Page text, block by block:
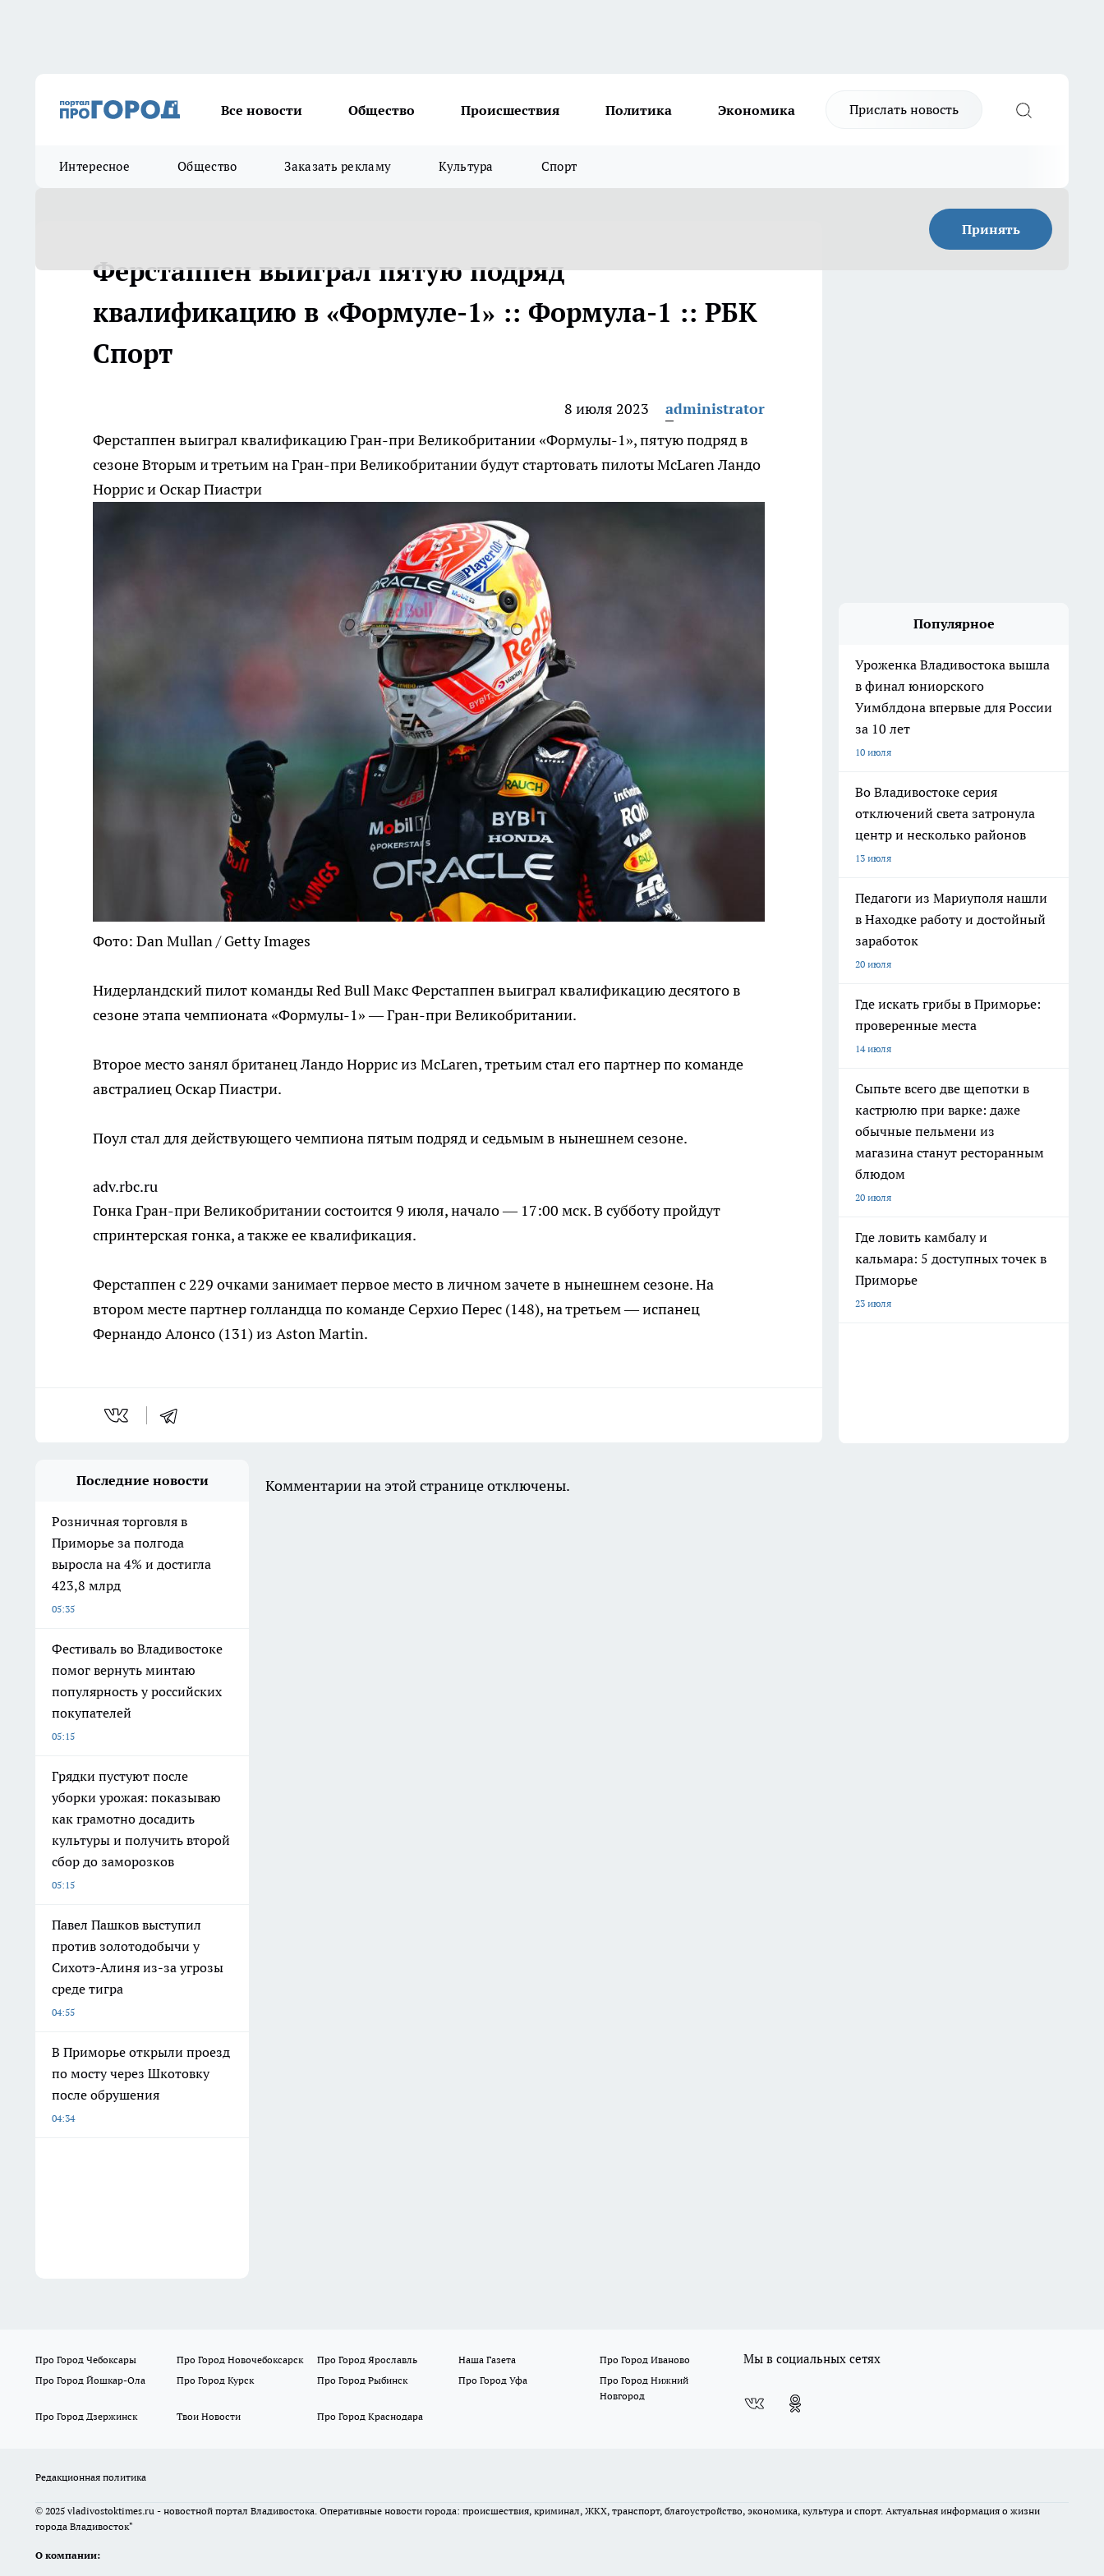
Все новости Общество Происшествия Политика Экономика Прислать новость
Интересное Общество Заказать рекламу Культура Спорт
Принять
Ферстаппен выиграл пятую подряд
квалификацию в «Формуле-1» :: Формула-1 :: РБК
Спорт
8 июля 2023
administrator
Ферстаппен выиграл квалификацию Гран-при Великобритании «Формулы-1», пятую подряд в
сезонеВторым и третьим на Гран-при Великобритании будут стартовать пилоты McLaren Ландо
Норрис и Оскар Пиастри
Фото: Dan Mullan / Getty Images
Нидерландский пилот команды Red Bull Макс Ферстаппен выиграл квалификацию десятого в
сезоне этапа чемпионата «Формулы-1» — Гран-при Великобритании.
Второе место занял британец Ландо Норрис из McLaren, третьим стал его партнер по команде
австралиец Оскар Пиастри.
Поул стал для действующего чемпиона пятым подряд и седьмым в нынешнем сезоне.
adv.rbc.ru
Гонка Гран-при Великобритании состоится 9 июля, начало — 17:00 мск. В субботу пройдут
спринтерская гонка, а также ее квалификация.
Ферстаппен с 229 очками занимает первое место в личном зачете в нынешнем сезоне. На
втором месте партнер голландца по команде Серхио Перес (148), на третьем — испанец
Фернандо Алонсо (131) из Aston Martin.
Популярное
Уроженка Владивостока вышла
в финал юниорского
Уимблдона впервые для России
за 10 лет
10 июля
Во Владивостоке серия
отключений света затронула
центр и несколько районов
13 июля
Педагоги из Мариуполя нашли
в Находке работу и достойный
заработок
20 июля
Где искать грибы в Приморье:
проверенные места
14 июля
Сыпьте всего две щепотки в
кастрюлю при варке: даже
обычные пельмени из
магазина станут ресторанным
блюдом
20 июля
Где ловить камбалу и
кальмара: 5 доступных точек в
Приморье
23 июля
Последние новости
Розничная торговля в
Приморье за полгода
выросла на 4% и достигла
423,8 млрд
05:35
Фестиваль во Владивостоке
помог вернуть минтаю
популярность у российских
покупателей
05:15
Грядки пустуют после
уборки урожая: показываю
как грамотно досадить
культуры и получить второй
сбор до заморозков
05:15
Павел Пашков выступил
против золотодобычи у
Сихотэ-Алиня из-за угрозы
среде тигра
04:55
В Приморье открыли проезд
по мосту через Шкотовку
после обрушения
04:34
Комментарии на этой странице отключены.
Про Город Чебоксары Про Город Новочебоксарск Про Город Ярославль Наша Газета
Про Город Иваново
Про Город Йошкар-Ола
Про Город Курск Про Город Рыбинск Про Город Уфа
Про Город Нижний
Новгород
Про Город Дзержинск
Твои Новости Про Город Краснодара
Мы в социальных сетях
Редакционная политика
© 2025 vladivostoktimes.ru - новостной портал Владивостока. Оперативные новости города: происшествия, криминал, ЖКХ, транспорт, благоустройство, экономика, культура и спорт. Актуальная информация о жизни
города Владивосток"
О компании: